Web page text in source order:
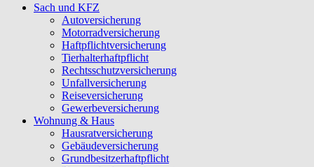
Sach und KFZ
Autoversicherung
Motorradversicherung
Haftpflichtversicherung
Tierhalterhaftpflicht
Rechtsschutzversicherung
Unfallversicherung
Reiseversicherung
Gewerbeversicherung
Wohnung & Haus
Hausratversicherung
Gebäudeversicherung
Grundbesitzerhaftpflicht